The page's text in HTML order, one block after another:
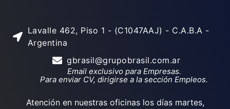
Lavalle 462, Piso 1 - (C1047AAJ) - C.A.B.A -
Argentina
gbrasil@grupobrasil.com.ar
Email exclusivo para Empresas.
Para enviar CV, dirigirse a la sección Empleos.
Atención en nuestras oficinas los días martes,